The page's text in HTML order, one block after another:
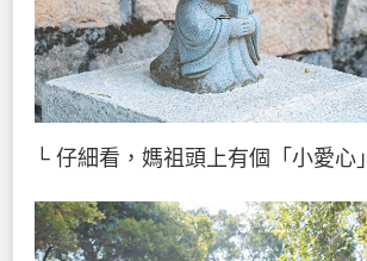
└ 仔細看，媽祖頭上有個「小愛心」